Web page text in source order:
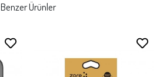
Benzer Ürünler